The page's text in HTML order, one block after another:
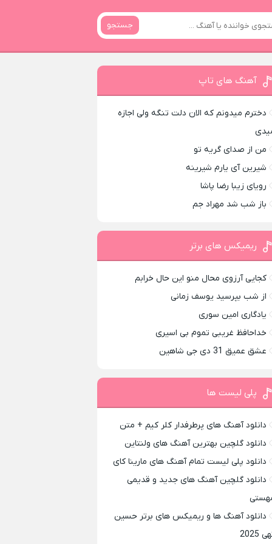
جستجو
آهنگ های تاپ
دخترم میدونم که الان دلت تنگه ولی اجازه
من از صدای گريه تو
شیرین آی یارم شیرینه
رویای زیبا رضا پاشا
باز شب شد مهراد جم
ریمیکس های برتر
کجایی آرزوی محال منو این حال خرابم
از شب بپرسید یوسف زمانی
یادگاری امین سوری
خداحافظ غریبی تموم بی اسیری
عشق عمیق 31 دی جی شاهین
پلی لیست ها
دانلود آهنگ های پرطرفدار کلر کیم + متن
دانلود گلچین بهترین آهنگ های ولنتاین
دانلود پلی لیست تمام آهنگ های مارینا کای
دانلود گلچین آهنگ های جدید و قدیمی
دانلود آهنگ ها و ریمیکس های برتر حسین
2025